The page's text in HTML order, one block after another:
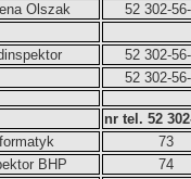
Olszak 52 302-
52 302-
52 302-
nr tel. 52
73
BHP
74